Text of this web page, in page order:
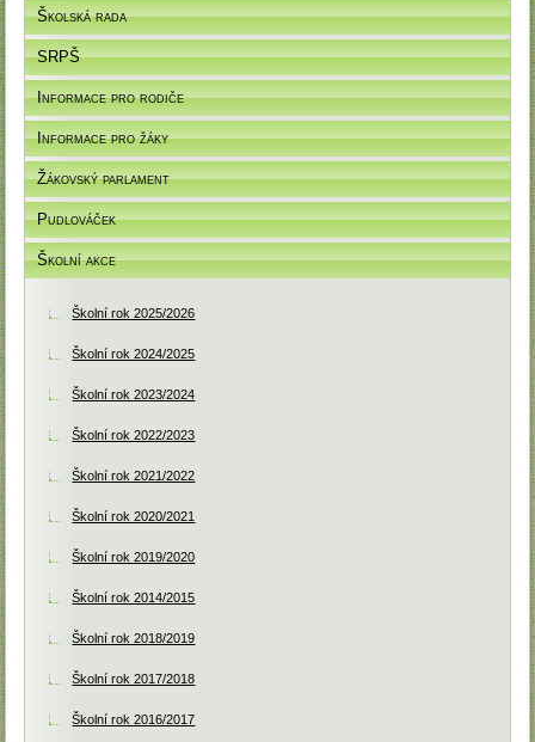
Školská rada
SRPŠ
Informace pro rodiče
Informace pro žáky
Žákovský parlament
Pudlováček
Školní akce
Školní rok 2025/2026
Školní rok 2024/2025
Školní rok 2023/2024
Školní rok 2022/2023
Školní rok 2021/2022
Školní rok 2020/2021
Školní rok 2019/2020
Školní rok 2014/2015
Školní rok 2018/2019
Školní rok 2017/2018
Školní rok 2016/2017